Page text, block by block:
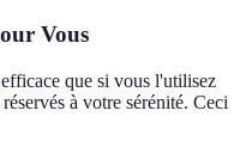
Vous
que si vous l'utilisez
à votre sérénité. Ceci